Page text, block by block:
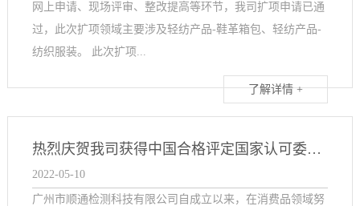
网上申请、现场评审、整改提高等环节，我司扩项申请已通
过，此次扩项领域主要涉及轻纺产品-鞋革箱包、轻纺产品-
纺织服装。 此次扩项...
了解详情 +
热烈庆贺我司获得中国合格评定国家认可委员会（CNAS）实验室认可证书 以及成美国消费品安全委员会CPSC认可实验室
2022-05-10
广州市顺通检测科技有限公司自成立以来，在消费品领域努